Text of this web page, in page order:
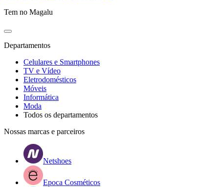
Tem no Magalu
Departamentos
Celulares e Smartphones
TV e Vídeo
Eletrodomésticos
Móveis
Informática
Moda
Todos os departamentos
Nossas marcas e parceiros
Netshoes
Epoca Cosméticos